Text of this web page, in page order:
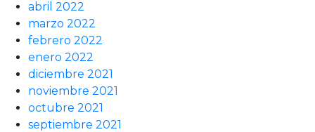
abril 2022
marzo 2022
febrero 2022
enero 2022
diciembre 2021
noviembre 2021
octubre 2021
septiembre 2021